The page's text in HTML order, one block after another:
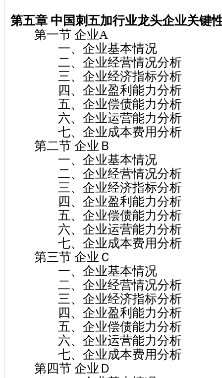
第五章 中国刺五加行业龙头企业关键
第一节 企业A
一、企业基本情况
二、企业经营情况分析
三、企业经济指标分析
四、企业盈利能力分析
五、企业偿债能力分析
六、企业运营能力分析
七、企业成本费用分析
第二节 企业Ｂ
一、企业基本情况
二、企业经营情况分析
三、企业经济指标分析
四、企业盈利能力分析
五、企业偿债能力分析
六、企业运营能力分析
七、企业成本费用分析
第三节 企业Ｃ
一、企业基本情况
二、企业经营情况分析
三、企业经济指标分析
四、企业盈利能力分析
五、企业偿债能力分析
六、企业运营能力分析
七、企业成本费用分析
第四节 企业Ｄ